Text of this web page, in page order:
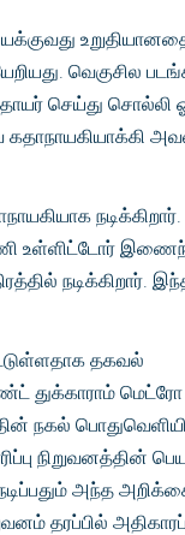
வெகுசில
செய்து சொல்லி
கதாநாயகியாக்கி
நடிக்கிறார்.
உள்ளிட்டோர்
நடிக்கிறார்.
தகவல்
துக்காராம் மெட்ரோ
நகல்
நிறுவனத்தின்
அந்த
தரப்பில்